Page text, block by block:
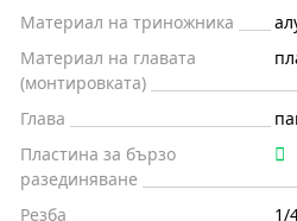
Материал на триножника
Материал на главата
(монтировката)
Глава
Пластина за бързо
разединяване
Резба
1/